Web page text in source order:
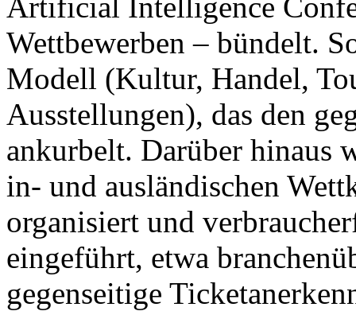
Wettbewerben – bündelt.
Modell (Kultur, Handel,
Ausstellungen), das den
ankurbelt. Darüber hinaus
in- und ausländischen
organisiert und
eingeführt, etwa
gegenseitige